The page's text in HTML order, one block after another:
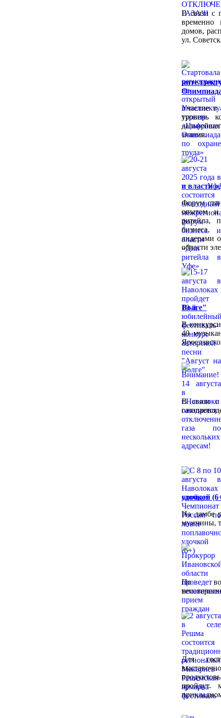
В связи с
временно
домов,
ул.
Участие в
уровень
знания.
и власти
Форум
опытом и
ритейла,
лидерами
области
Волге"
В
40
В связи с
удочкой
На дамбе
мужчины,
По
Для
пройдут